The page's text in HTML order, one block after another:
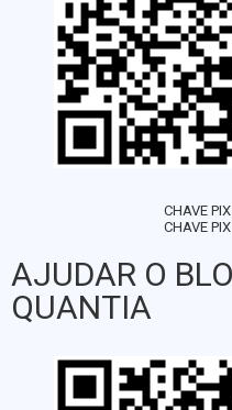
CHAVE
CHAVE
AJUDAR O
QUANTIA